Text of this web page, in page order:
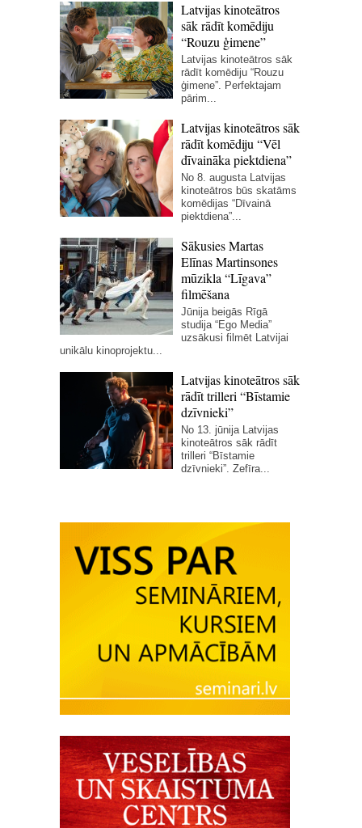
Latvijas kinoteātros
sāk rādīt komēdiju
“Rouzu ģimene”
Latvijas kinoteātros sāk
rādīt komēdiju “Rouzu
ģimene”. Perfektajam
pārim...
Latvijas kinoteātros sāk
rādīt komēdiju “Vēl
dīvaināka piektdiena”
No 8. augusta Latvijas
kinoteātros būs skatāms
komēdijas “Dīvainā
piektdiena”...
Sākusies Martas
Elīnas Martinsones
mūzikla “Līgava”
filmēšana
Jūnija beigās Rīgā
studija “Ego Media”
uzsākusi filmēt Latvijai
unikālu kinoprojektu...
Latvijas kinoteātros sāk
rādīt trilleri “Bīstamie
dzīvnieki”
No 13. jūnija Latvijas
kinoteātros sāk rādīt
trilleri “Bīstamie
dzīvnieki”. Zefīra...